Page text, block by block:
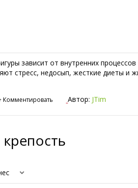
зависит от внутренних процессов
стресс, недосып, жесткие диеты и
Комментировать Автор: JTim